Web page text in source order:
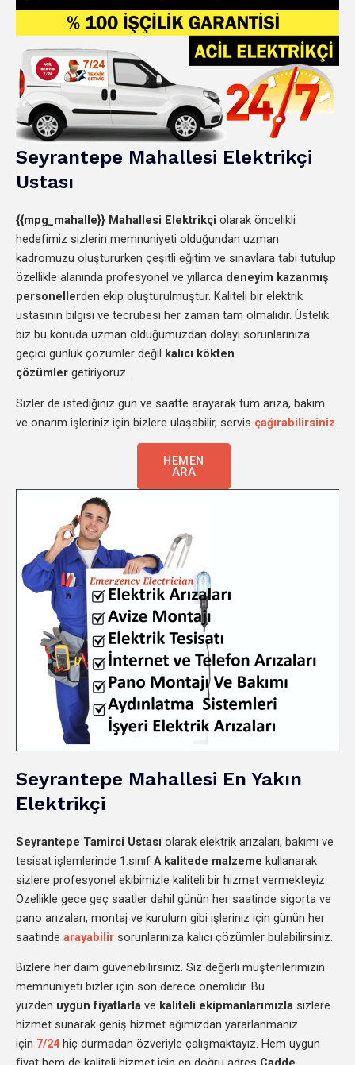
Seyrantepe Mahallesi Elektrikçi
Ustası
{{mpg_mahalle}} Mahallesi Elektrikçi olarak öncelikli
hedefimiz sizlerin memnuniyeti olduğundan uzman
kadromuzu oluştururken çeşitli eğitim ve sınavlara tabi tutulup
özellikle alanında profesyonel ve yıllarca deneyim kazanmış
personellerden ekip oluşturulmuştur. Kaliteli bir elektrik
ustasının bilgisi ve tecrübesi her zaman tam olmalıdır. Üstelik
biz bu konuda uzman olduğumuzdan dolayı sorunlarınıza
geçici günlük çözümler değil kalıcı kökten
çözümler getiriyoruz.
Sizler de istediğiniz gün ve saatte arayarak tüm arıza, bakım
ve onarım işleriniz için bizlere ulaşabilir, servis çağırabilirsiniz
HEMEN
ARA
Seyrantepe Mahallesi En Yakın
Elektrikçi
Seyrantepe Tamirci Ustası olarak elektrik arızaları, bakımı ve
tesisat işlemlerinde 1.sınıf A kalitede malzeme kullanarak
sizlere profesyonel ekibimizle kaliteli bir hizmet vermekteyiz.
Özellikle gece geç saatler dahil günün her saatinde sigorta ve
pano arızaları, montaj ve kurulum gibi işleriniz için günün her
saatinde arayabilir sorunlarınıza kalıcı çözümler bulabilirsiniz.
Bizlere her daim güvenebilirsiniz. Siz değerli müşterilerimizin
memnuniyeti bizler için son derece önemlidir. Bu
yüzden uygun fiyatlarla ve kaliteli ekipmanlarımızla sizlere
hizmet sunarak geniş hizmet ağımızdan yararlanmanız
için 7/24hiç durmadan özveriyle çalışmaktayız. Hem uygun